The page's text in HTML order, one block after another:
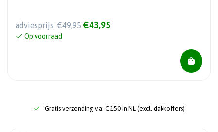
adviesprijs €49,95 €43,95
Op voorraad
Gratis verzending v.a. € 150 in NL (excl. dakkoffers)